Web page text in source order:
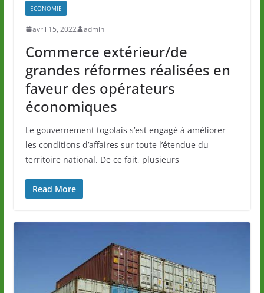
ECONOMIE
avril 15, 2022 admin
Commerce extérieur/de
grandes réformes réalisées en
faveur des opérateurs
économiques
Le gouvernement togolais s’est engagé à améliorer
les conditions d’affaires sur toute l’étendue du
territoire national. De ce fait, plusieurs
Read More